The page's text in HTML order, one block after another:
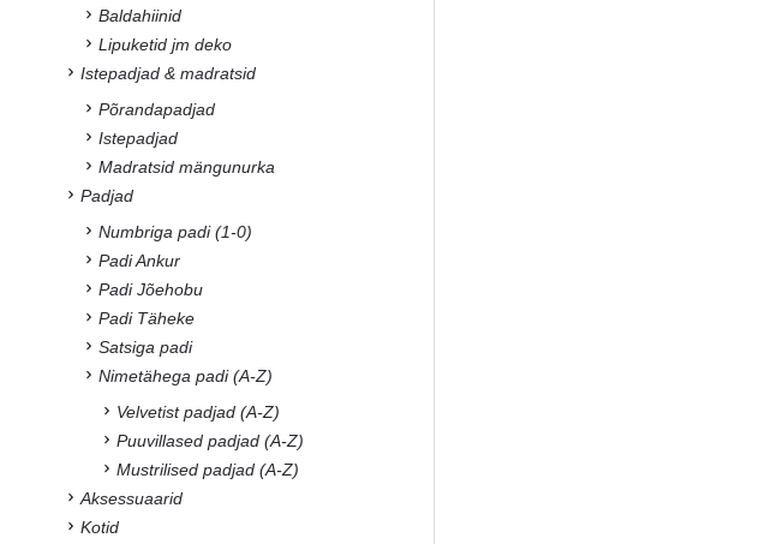
Baldahiinid
Lipuketid jm deko
Istepadjad & madratsid
Põrandapadjad
Istepadjad
Madratsid mängunurka
Padjad
Numbriga padi (1-0)
Padi Ankur
Padi Jõehobu
Padi Täheke
Satsiga padi
Nimetähega padi (A-Z)
Velvetist padjad (A-Z)
Puuvillased padjad (A-Z)
Mustrilised padjad (A-Z)
Aksessuaarid
Kotid